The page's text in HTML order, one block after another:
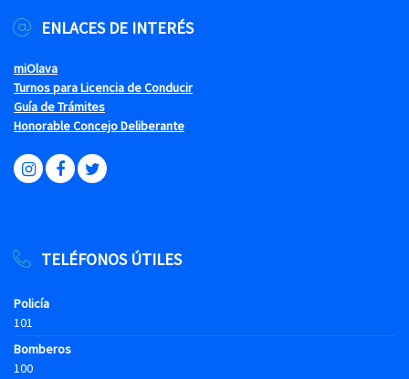
ENLACES DE INTERÉS
miOlava
Turnos para Licencia de Conducir
Guía de Trámites
Honorable Concejo Deliberante
TELÉFONOS ÚTILES
Policía
101
Bomberos
100